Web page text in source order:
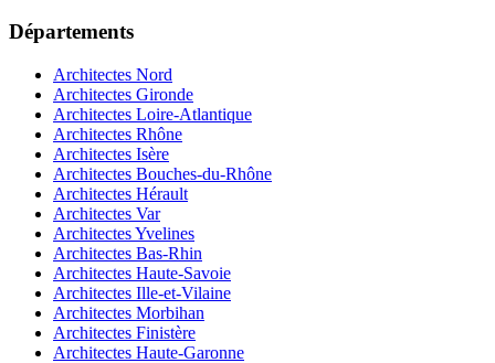
Départements
Architectes Nord
Architectes Gironde
Architectes Loire-Atlantique
Architectes Rhône
Architectes Isère
Architectes Bouches-du-Rhône
Architectes Hérault
Architectes Var
Architectes Yvelines
Architectes Bas-Rhin
Architectes Haute-Savoie
Architectes Ille-et-Vilaine
Architectes Morbihan
Architectes Finistère
Architectes Haute-Garonne